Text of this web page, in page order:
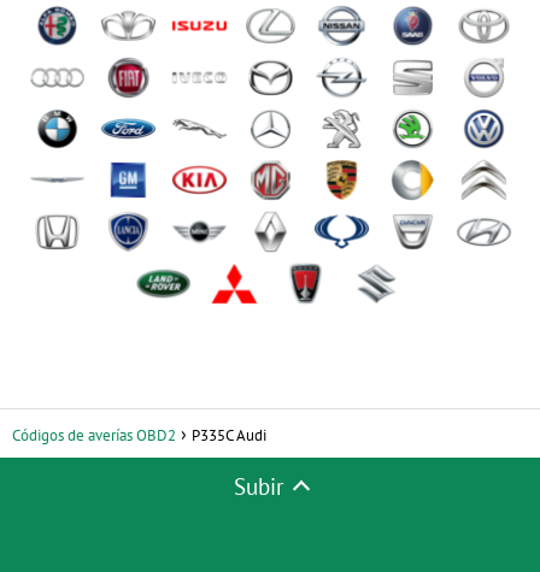
Códigos de averías OBD2 P335C Audi
Subir